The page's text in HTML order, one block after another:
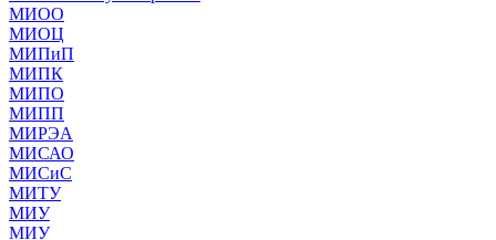
МИОО
МИОЦ
МИПиП
МИПК
МИПО
МИПП
МИРЭА
МИСАО
МИСиС
МИТУ
МИУ
МИУ